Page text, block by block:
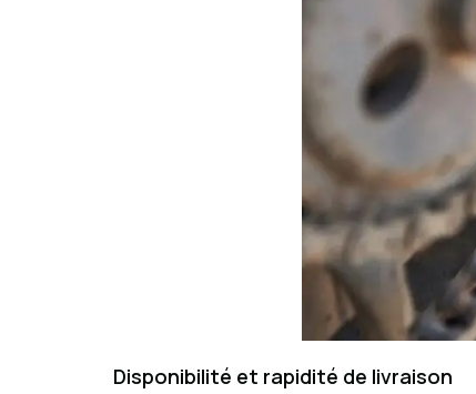
Disponibilité et rapidité de livraison